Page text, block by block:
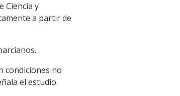
Ciencia y
a partir de
condiciones no
el estudio.